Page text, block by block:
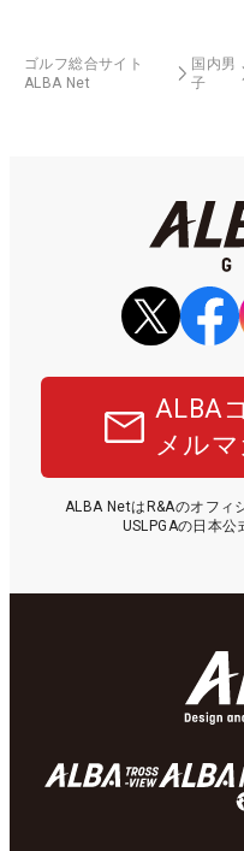
ゴルフ総合サイト
ALBA Net
国内男
子
ALBA
メル
ALBA NetはR&Aのオフィ
USLPGAの日本公